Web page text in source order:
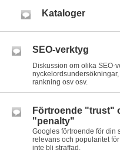
Kataloger
SEO-verktyg
Diskussion om olika SEO-
rankning osv osv.
Förtroende "trust"
"penalty"
Googles förtroende för din
relevans och popularitet
inte bli straffad.